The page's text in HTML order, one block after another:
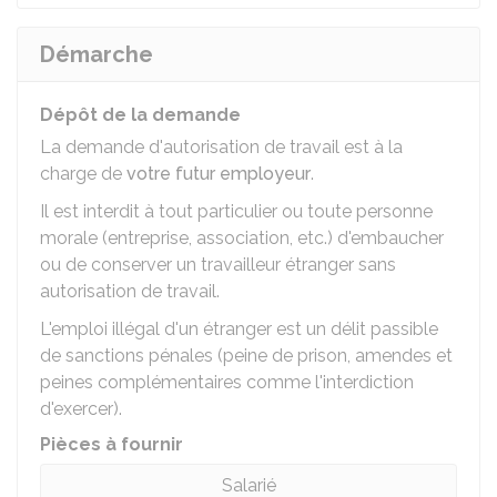
Démarche
Dépôt de la demande
La demande d'autorisation de travail est à la
charge de votre futur employeur.
Il est interdit à tout particulier ou toute personne
morale (entreprise, association, etc.) d'embaucher
ou de conserver un travailleur étranger sans
autorisation de travail.
L'emploi illégal d'un étranger est un délit passible
de sanctions pénales (peine de prison, amendes et
peines complémentaires comme l'interdiction
d'exercer).
Pièces à fournir
Salarié